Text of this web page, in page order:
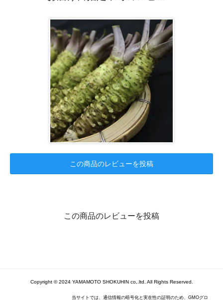
この商品のレビューを投稿
この商品のレビューを投稿
Copyright © 2024 YAMAMOTO SHOKUHIN co,.ltd. All Rights Reserved.
当サイトでは、通信情報の暗号化と実在性の証明のため、GMOグロ